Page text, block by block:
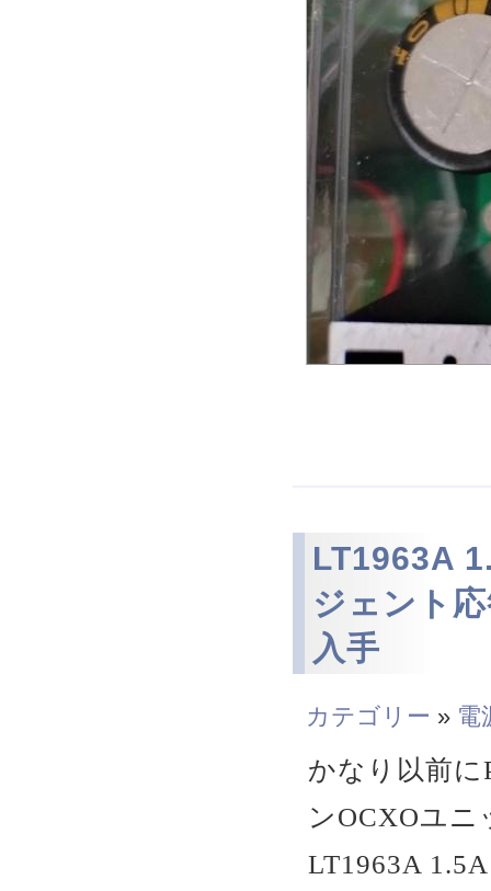
LT1963A
ジェント
入手
カテゴリー » 電
かなり以前に
ンOCXOユ
LT1963A